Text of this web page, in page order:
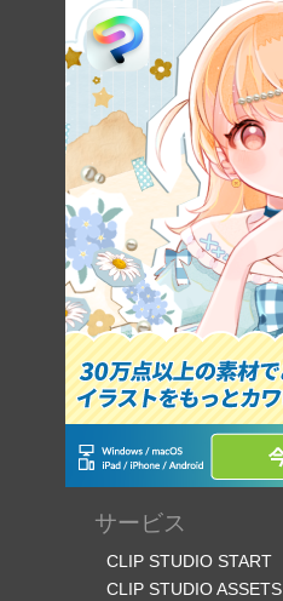
サービス
CLIP STUDIO START
CLIP STUDIO ASSETS